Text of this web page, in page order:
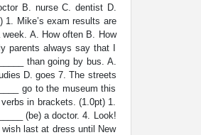
B. nurse C. dentist D.
Mike’s exam results are
week. A. How often B. How
parents always say that I
than going by bus. A.
D. goes 7. The streets
go to the museum this
in brackets. (1.0pt) 1.
(be) a doctor. 4. Look!
last at dress until New